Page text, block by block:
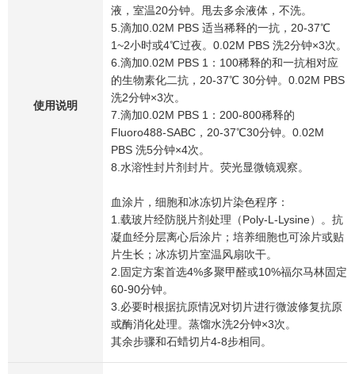
使用说明
液，室温20分钟。甩去多余液体，不洗。
5.滴加0.02M PBS 适当稀释的一抗，20-37℃
1~2小时或4℃过夜。0.02M PBS 洗2分钟×3次。
6.滴加0.02M PBS 1：100稀释的和一抗相对应
的生物素化二抗，20-37℃ 30分钟。0.02M PBS
洗2分钟×3次。
7.滴加0.02M PBS 1：200-800稀释的
Fluoro488-SABC，20-37℃30分钟。0.02M
PBS 洗5分钟×4次。
8.水溶性封片剂封片。荧光显微镜观察。
血涂片，细胞和冰冻切片染色程序：
1.载玻片经防脱片剂处理（Poly-L-Lysine）。抗
凝血经分层离心后涂片；培养细胞也可涂片或贴
片生长；冰冻切片室温风扇吹干。
2.固定方案首选4%多聚甲醛或10%福尔马林固定
60-90分钟。
3.必要时根据抗原情况对切片进行微波修复抗原
或酶消化处理。蒸馏水洗2分钟×3次。
其余步骤和石蜡切片4-8步相同。